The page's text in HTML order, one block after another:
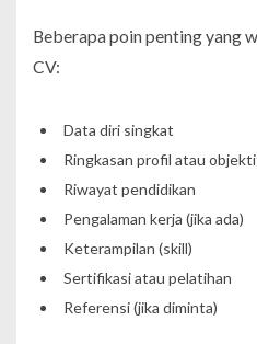
Beberapa poin penting yang
CV:
Data diri singkat
Ringkasan profil atau
Riwayat pendidikan
Pengalaman kerja (jika ada)
Keterampilan (skill)
Sertifikasi atau pelatihan
Referensi (jika diminta)